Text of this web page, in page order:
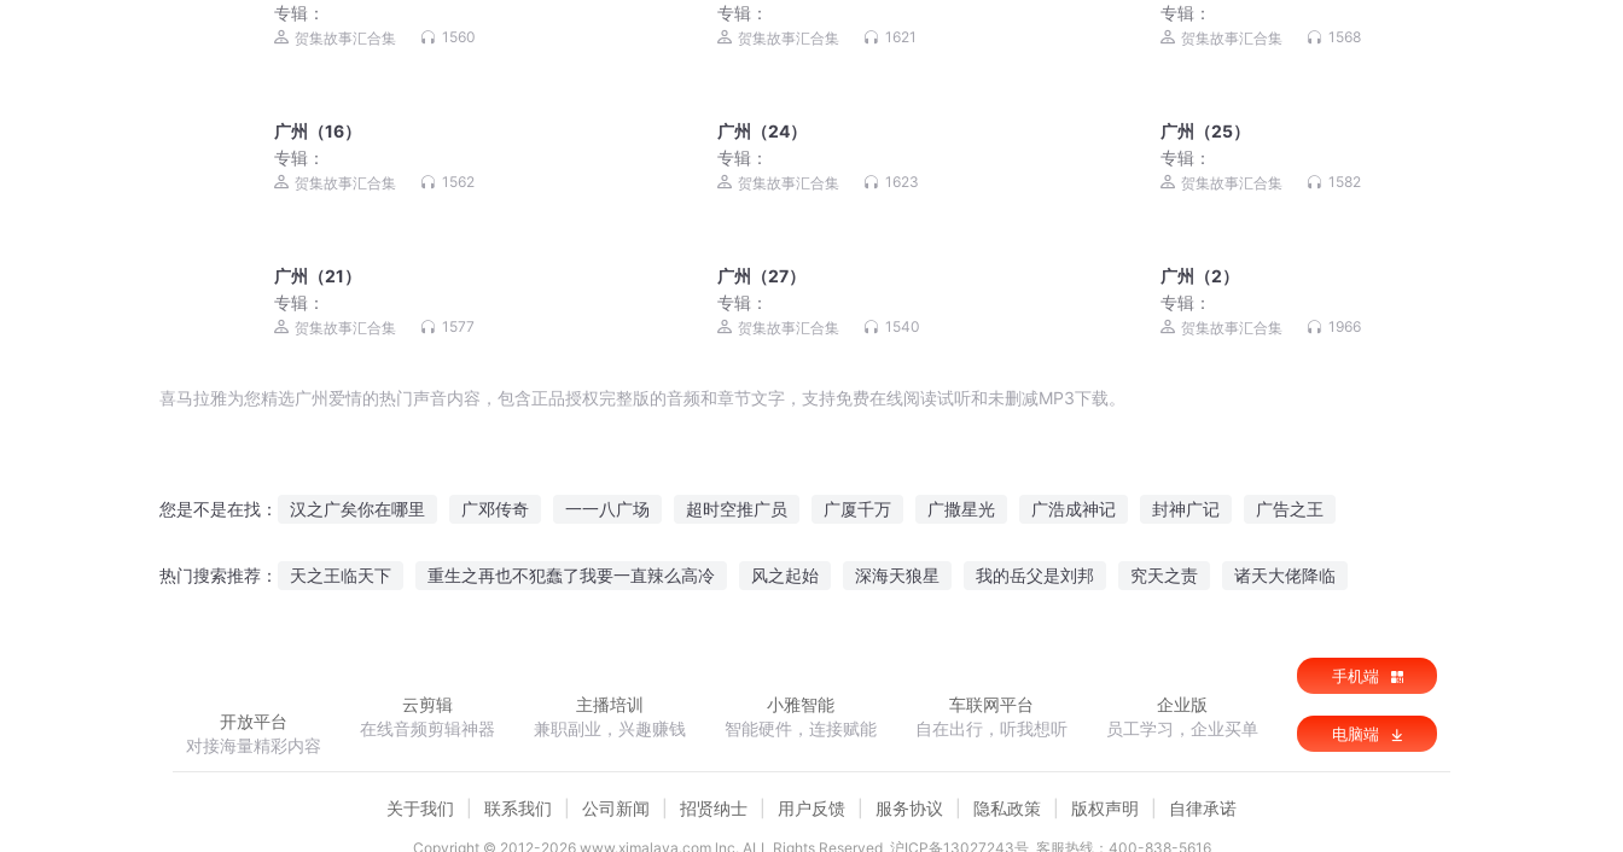
专辑：
贺集故事汇合集 1560
专辑：
贺集故事汇合集 1621
专辑：
贺集故事汇合集 1568
广州（16）
专辑：
贺集故事汇合集 1562
广州（24）
专辑：
贺集故事汇合集 1623
广州（25）
专辑：
贺集故事汇合集 1582
广州（21）
专辑：
贺集故事汇合集 1577
广州（27）
专辑：
贺集故事汇合集 1540
广州（2）
专辑：
贺集故事汇合集 1966
喜马拉雅为您精选广州爱情的热门声音内容，包含正品授权完整版的音频和章节文字，支持免费在线阅读试听和未删减MP3下载。
您是不是在找： 汉之广矣你在哪里 广邓传奇 一一八广场 超时空推广员 广厦千万 广撒星光 广浩成神记 封神广记 广告之王
热门搜索推荐： 天之王临天下 重生之再也不犯蠢了我要一直辣么高冷 风之起始 深海天狼星 我的岳父是刘邦 究天之责 诸天大佬降临
开放平台
对接海量精彩内容
云剪辑
在线音频剪辑神器
主播培训
兼职副业，兴趣赚钱
小雅智能
智能硬件，连接赋能
车联网平台
自在出行，听我想听
企业版
员工学习，企业买单
手机端
电脑端
关于我们 联系我们 公司新闻 招贤纳士 用户反馈 服务协议 隐私政策 版权声明 自律承诺
Copyright © 2012-2026www.ximalaya.com lnc. ALL Rights Reserved 沪ICP备13027243号 客服热线：400-838-5616